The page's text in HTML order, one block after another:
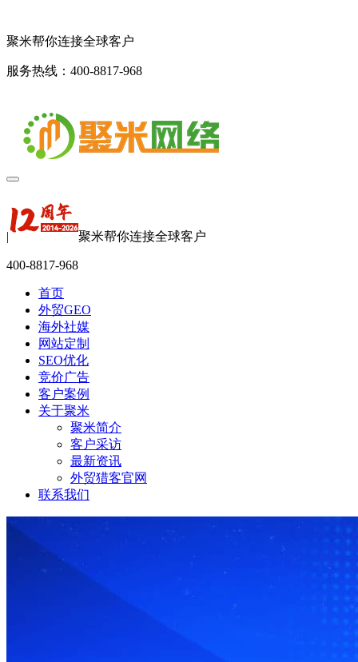
聚米帮你连接全球客户
服务热线：400-8817-968
| 聚米帮你连接全球客户
400-8817-968
首页
外贸GEO
海外社媒
网站定制
SEO优化
竞价广告
客户案例
关于聚米
聚米简介
客户采访
最新资讯
外贸猎客官网
联系我们